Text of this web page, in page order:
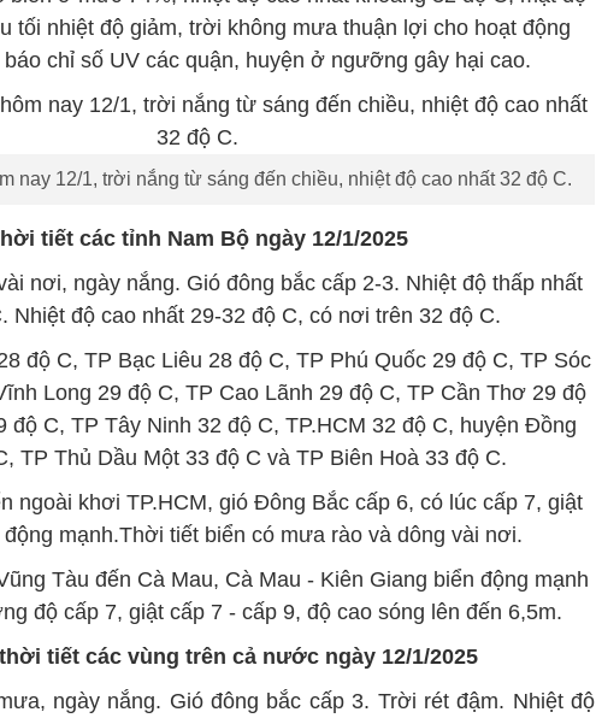
tối nhiệt độ giảm, trời không mưa thuận lợi cho hoạt động
chỉ số UV các quận, huyện ở ngưỡng gây hại cao.
nay 12/1, trời nắng từ sáng đến chiều, nhiệt độ cao nhất 32 độ C.
tiết các tỉnh Nam Bộ ngày 12/1/2025
nơi, ngày nắng. Gió đông bắc cấp 2-3. Nhiệt độ thấp nhất
Nhiệt độ cao nhất 29-32 độ C, có nơi trên 32 độ C.
độ C, TP Bạc Liêu 28 độ C, TP Phú Quốc 29 độ C, TP Sóc
Long 29 độ C, TP Cao Lãnh 29 độ C, TP Cần Thơ 29 độ
độ C, TP Tây Ninh 32 độ C, TP.HCM 32 độ C, huyện Đồng
TP Thủ Dầu Một 33 độ C và TP Biên Hoà 33 độ C.
ngoài khơi TP.HCM, gió Đông Bắc cấp 6, có lúc cấp 7, giật
mạnh.Thời tiết biển có mưa rào và dông vài nơi.
Tàu đến Cà Mau, Cà Mau - Kiên Giang biển động mạnh
độ cấp 7, giật cấp 7 - cấp 9, độ cao sóng lên đến 6,5m.
tiết các vùng trên cả nước ngày 12/1/2025
ngày nắng. Gió đông bắc cấp 3. Trời rét đậm. Nhiệt độ